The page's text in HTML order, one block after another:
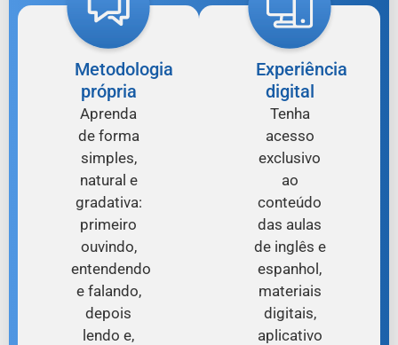
Metodologia
própria
Aprenda
de forma
simples,
natural e
gradativa:
primeiro
ouvindo,
entendendo
e falando,
depois
lendo e,
Experiência
digital
Tenha
acesso
exclusivo
ao
conteúdo
das aulas
de inglês e
espanhol,
materiais
digitais,
aplicativo